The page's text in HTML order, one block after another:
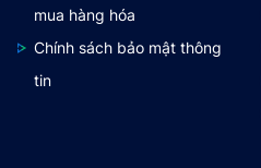
mua hàng hóa
Chính sách bảo mật thông
tin